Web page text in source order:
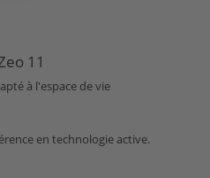
11
à l'espace de vie
en technologie active.